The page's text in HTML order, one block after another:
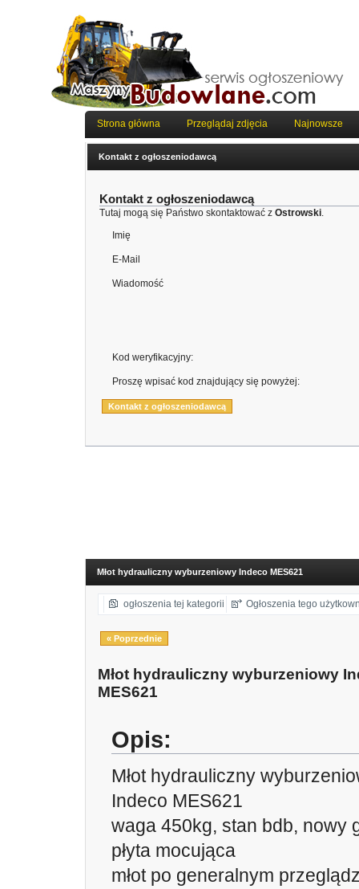
Strona główna Przeglądaj zdjęcia Najnowsze
Kontakt z ogłoszeniodawcą
Kontakt z ogłoszeniodawcą
Tutaj mogą się Państwo skontaktować z Ostrowski.
Imię
E-Mail
Wiadomość
Kod weryfikacyjny:
Proszę wpisać kod znajdujący się powyżej:
Młot hydrauliczny wyburzeniowy Indeco MES621
ogłoszenia tej kategorii Ogłoszenia tego
« Poprzednie
Młot hydrauliczny wyburzeniowy
MES621
Opis:
Młot hydrauliczny
Indeco MES621
waga 450kg, stan bdb, nowy
płyta mocująca
młot po generalnym